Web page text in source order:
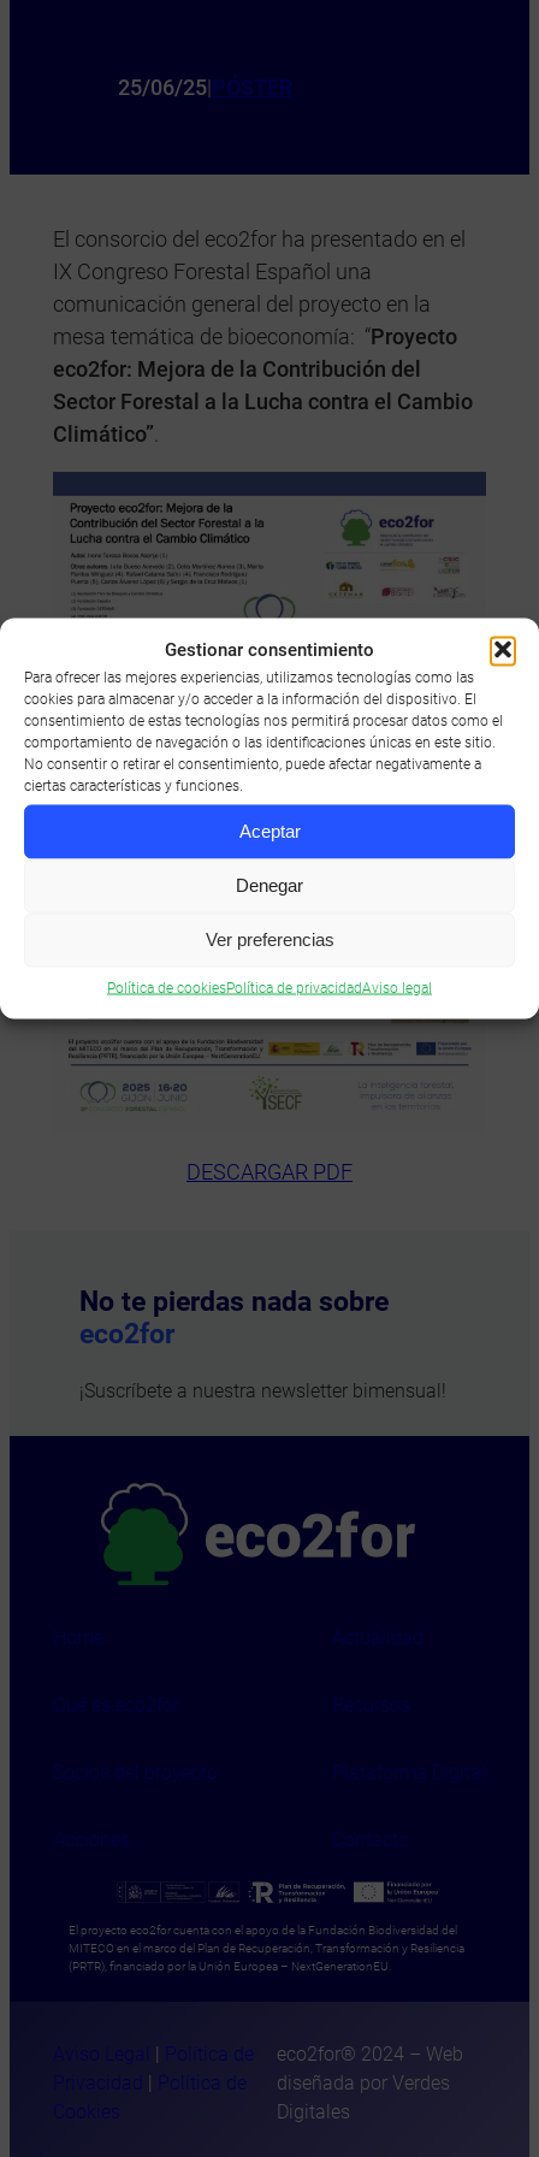
Gestionar consentimiento
Para ofrecer las mejores experiencias, utilizamos tecnologías como las
cookies para almacenar y/o acceder a la información del dispositivo. El
consentimiento de estas tecnologías nos permitirá procesar datos como el
comportamiento de navegación o las identificaciones únicas en este sitio.
No consentir o retirar el consentimiento, puede afectar negativamente a
ciertas características y funciones.
Aceptar
Denegar
Ver preferencias
Política de cookiesPolítica de privacidadAviso legal
25/06/25|PÓSTER
El consorcio del eco2for ha presentado en el
IX Congreso Forestal Español una
comunicación general del proyecto en la
mesa temática de bioeconomía: “Proyecto
eco2for: Mejora de la Contribución del
Sector Forestal a la Lucha contra el Cambio
Climático”
DESCARGAR PDF
No te pierdas nada sobre
eco2for
¡Suscríbete a nuestra newsletter bimensual!
Home
Qué es eco2for
Socios del proyecto
Acciones
Actualidad
Recursos
Plataforma Digital
Contacto
El proyecto eco2for cuenta con el apoyo de la Fundación Biodiversidad del
MITECO en el marco del Plan de Recuperación, Transformación y Resiliencia
(PRTR), financiado por la Unión Europea – NextGenerationEU.
Aviso Legal
Política de
Privacidad
Política de
Cookies
eco2for® 2024 – Web
diseñada por Verdes
Digitales